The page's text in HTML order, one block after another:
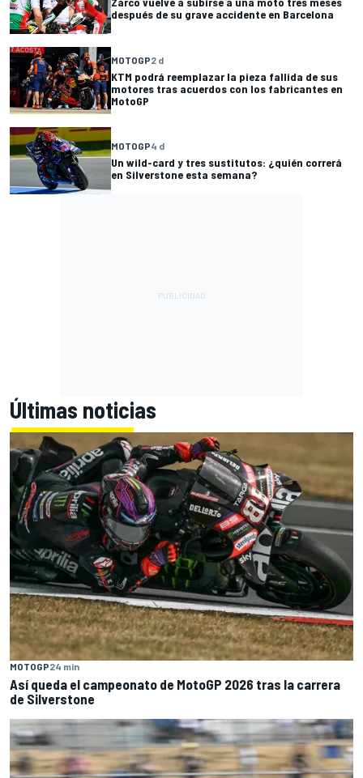
después de su grave accidente en Barcelona
MOTOGP2 d
KTM podrá reemplazar la pieza fallida de sus
motores tras acuerdos con los fabricantes en
MotoGP
MOTOGP4 d
Un wild-card y tres sustitutos: ¿quién correrá
en Silverstone esta semana?
Últimas noticias
MOTOGP24 min
Así queda el campeonato de MotoGP 2026 tras la carrera
de Silverstone